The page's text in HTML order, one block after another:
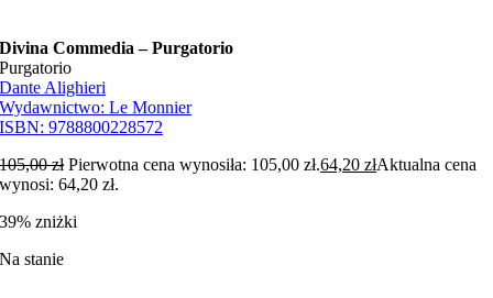
Divina Commedia – Purgatorio
Purgatorio
Dante Alighieri
Wydawnictwo:Le Monnier
ISBN:9788800228572
105,00zł Pierwotna cena wynosiła: 105,00 zł.64,20złAktualna cena
wynosi: 64,20 zł.
39% zniżki
Na stanie